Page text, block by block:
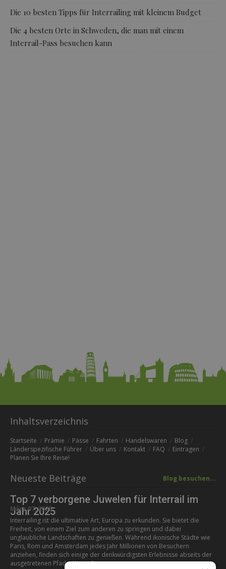
Die 10 besten Tipps für Interrailing mit kleinem Budget
Die 4 besten Orte in Schweden, die man mit einem
Interrail-Pass besuchen kann
Inhaltsverzeichnis
Startseite Prämie Pässe Fahrten Handelswaren
Blog
Länderspezifische Führer
Über uns Kontakt FAQ
Eintragen
Planen Sie Ihre Reise!
Neueste Beiträge Blog besuchen...
Top 7 verborgene Juwelen für Interrail im
Jahr 2025
März 07, 2025
Interrailing ist die ultimative Art, Europa zu erkunden. Sie bietet die
Freiheit, von einem Ziel zum anderen zu springen und dabei
unglaubliche Landschaften zu genießen. Während ikonische Städte wie
Paris, Rom und Amsterdam jedes Jahr Millionen von Besuchern
anziehen, finden sich einige der denkwürdigsten Erlebnisse abseits der
ausgetretenen Pfade. Wenn Sie...